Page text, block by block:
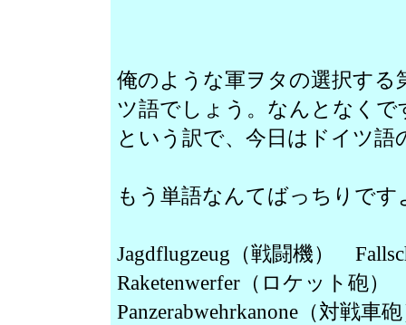
俺のような軍ヲタの選択す
ツ語でしょう。なんとなくで
という訳で、今日はドイツ語
もう単語なんてばっちりです
Jagdflugzeug（戦闘機）
Raketenwerfer（ロケット砲）
Panzerabwehrkanone（対戦車